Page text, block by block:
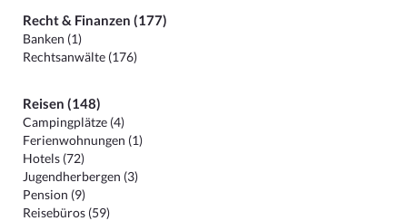
Recht & Finanzen (177)
Banken (1)
Rechtsanwälte (176)
Reisen (148)
Campingplätze (4)
Ferienwohnungen (1)
Hotels (72)
Jugendherbergen (3)
Pension (9)
Reisebüros (59)